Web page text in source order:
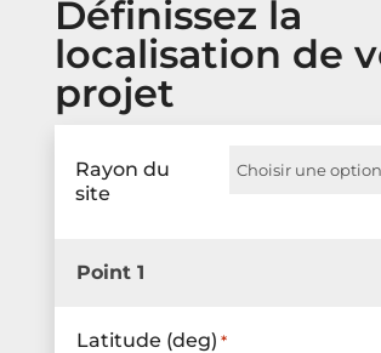
Définissez la
localisation de
projet
Rayon du
site
Point 1
Latitude (deg) *